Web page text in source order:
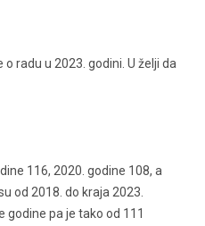
radu u 2023. godini. U želji da
116, 2020. godine 108, a
od 2018. do kraja 2023.
godine pa je tako od 111